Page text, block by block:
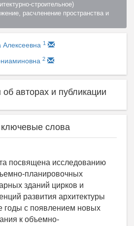
строительное)
расчленение пространства и
Алексеевна 1
2
авторах и публикации
слова
посвящена исследованию
планировочных
зданий цирков и
развития архитектуры
годы с появлением новых
к объемно-